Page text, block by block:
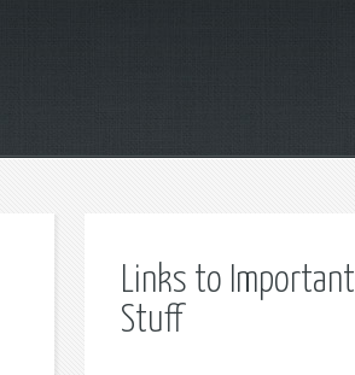
Links to Important
Stuff